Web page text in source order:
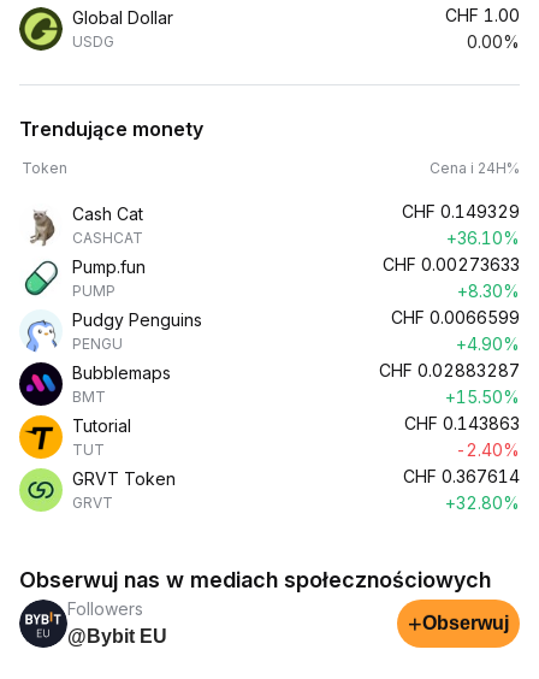
Global Dollar
USDG
CHF 1.00
0.00%
Trendujące monety
Token Cena i 24H%
Cash Cat
CASHCAT
CHF 0.149329
+36.10%
Pump.fun
PUMP
CHF 0.00273633
+8.30%
Pudgy Penguins
PENGU
CHF 0.0066599
+4.90%
Bubblemaps
BMT
CHF 0.02883287
+15.50%
Tutorial
TUT
CHF 0.143863
-2.40%
GRVT Token
GRVT
CHF 0.367614
+32.80%
Obserwuj nas w mediach społecznościowych
Followers
@Bybit EU
+Obserwuj